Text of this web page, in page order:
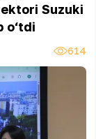
Suzuki
o‘tdi
614